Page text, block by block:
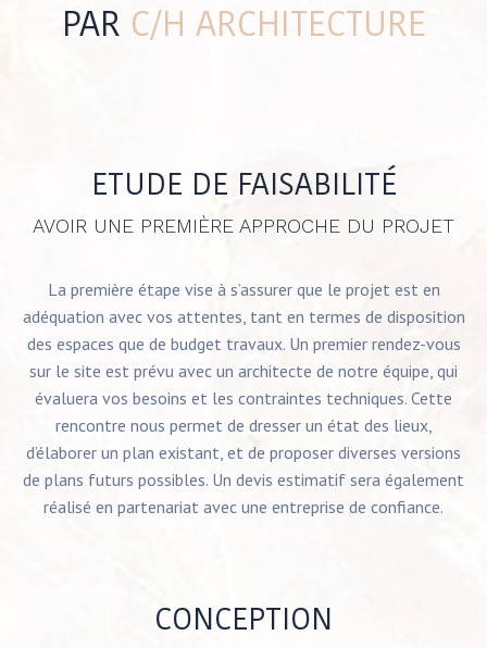
PAR C/H ARCHITECTURE
ETUDE DE FAISABILITÉ
AVOIR UNE PREMIÈRE APPROCHE DU PROJET
La première étape vise à s’assurer que le projet est en
adéquation avec vos attentes, tant en termes de disposition
des espaces que de budget travaux. Un premier rendez-vous
sur le site est prévu avec un architecte de notre équipe, qui
évaluera vos besoins et les contraintes techniques. Cette
rencontre nous permet de dresser un état des lieux,
d’élaborer un plan existant, et de proposer diverses versions
de plans futurs possibles. Un devis estimatif sera également
réalisé en partenariat avec une entreprise de confiance.
CONCEPTION